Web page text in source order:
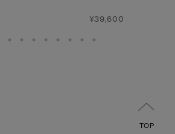
¥39,600
TOP